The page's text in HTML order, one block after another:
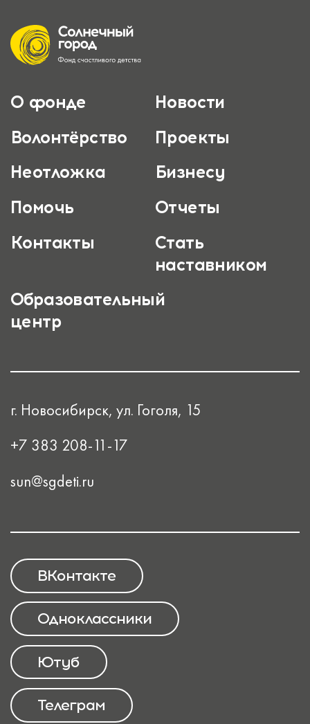
О фонде
Новости
Волонтёрство
Проекты
Неотложка
Бизнесу
Помочь
Отчеты
Контакты
Стать
наставником
Образовательный
центр
г. Новосибирск, ул. Гоголя, 15
+7 383 208-11-17
sun@sgdeti.ru
ВКонтакте
Одноклассники
Ютуб
Телеграм